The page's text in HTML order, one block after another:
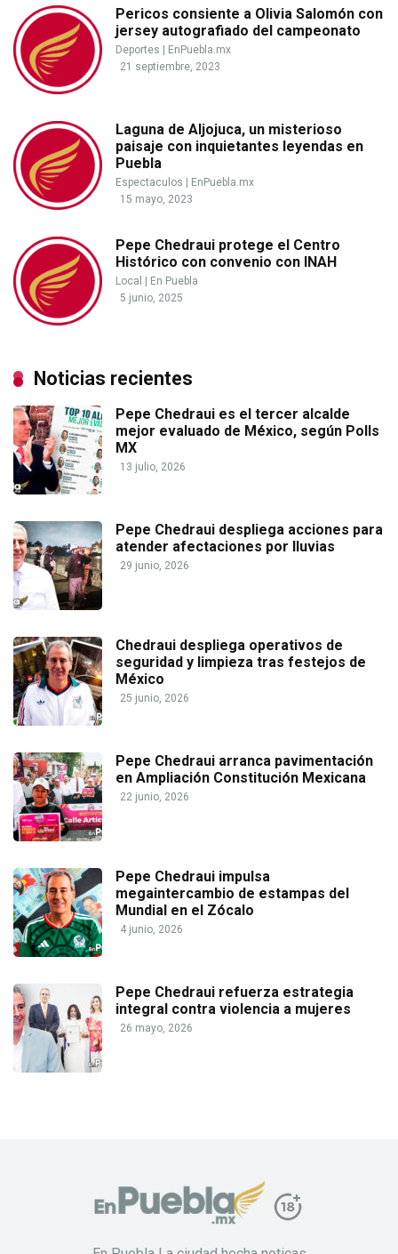
Pericos consiente a Olivia Salomón con
jersey autografiado del campeonato
Deportes
EnPuebla.mx
21 septiembre, 2023
Laguna de Aljojuca, un misterioso
paisaje con inquietantes leyendas en
Puebla
Espectaculos
EnPuebla.mx
15 mayo, 2023
Pepe Chedraui protege el Centro
Histórico con convenio con INAH
Local
En Puebla
5 junio, 2025
Noticias recientes
Pepe Chedraui es el tercer alcalde
mejor evaluado de México, según Polls
MX
13 julio, 2026
Pepe Chedraui despliega acciones para
atender afectaciones por lluvias
29 junio, 2026
Chedraui despliega operativos de
seguridad y limpieza tras festejos de
México
25 junio, 2026
Pepe Chedraui arranca pavimentación
en Ampliación Constitución Mexicana
22 junio, 2026
Pepe Chedraui impulsa
megaintercambio de estampas del
Mundial en el Zócalo
4 junio, 2026
Pepe Chedraui refuerza estrategia
integral contra violencia a mujeres
26 mayo, 2026